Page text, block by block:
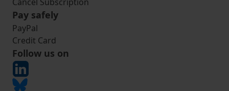
Cancel Subscription
Pay safely
PayPal
Credit Card
Follow us on